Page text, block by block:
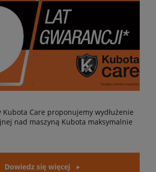
Care proponujemy wydłużenie
nad maszyną Kubota maksymalnie
Dowiedz się więcej